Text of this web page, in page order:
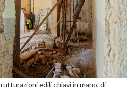
edili chiavi in mano, di